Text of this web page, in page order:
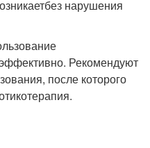
нарушения
Рекомендуют
после которого